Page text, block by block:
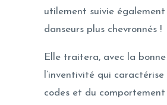
utilement suivie
danseurs plus chevronnés !
Elle traitera, avec la
l’inventivité qui
codes et du